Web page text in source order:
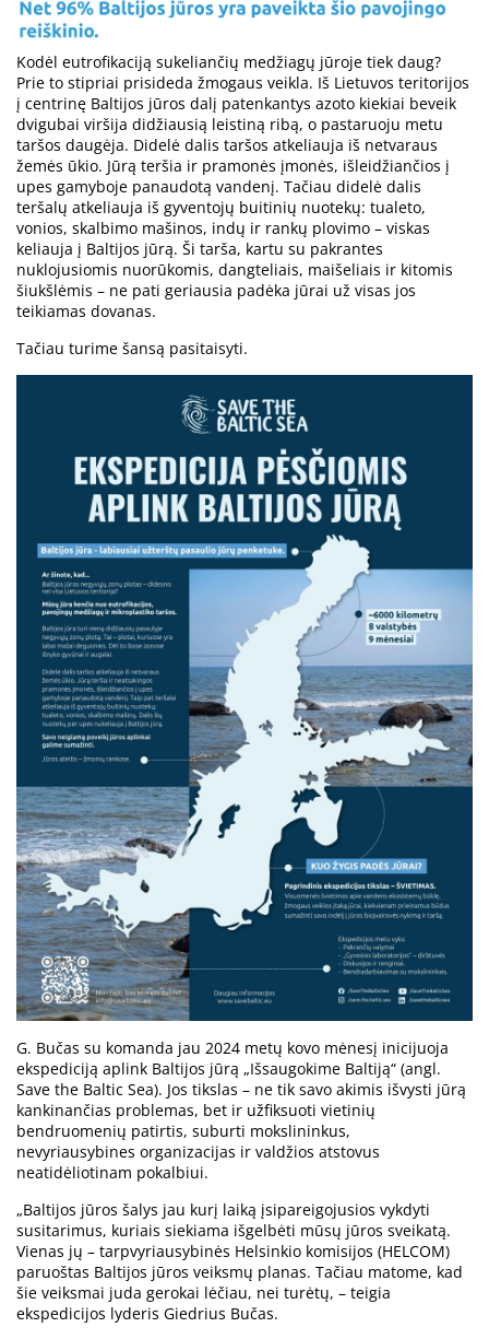
Kodėl eutrofikaciją sukeliančių medžiagų jūroje tiek daug?
Prie to stipriai prisideda žmogaus veikla. Iš Lietuvos teritorijos
į centrinę Baltijos jūros dalį patenkantys azoto kiekiai beveik
dvigubai viršija didžiausią leistiną ribą, o pastaruoju metu
taršos daugėja. Didelė dalis taršos atkeliauja iš netvaraus
žemės ūkio. Jūrą teršia ir pramonės įmonės, išleidžiančios į
upes gamyboje panaudotą vandenį. Tačiau didelė dalis
teršalų atkeliauja iš gyventojų buitinių nuotekų: tualeto,
vonios, skalbimo mašinos, indų ir rankų plovimo – viskas
keliauja į Baltijos jūrą. Ši tarša, kartu su pakrantes
nuklojusiomis nuorūkomis, dangteliais, maišeliais ir kitomis
šiukšlėmis – ne pati geriausia padėka jūrai už visas jos
teikiamas dovanas.
Tačiau turime šansą pasitaisyti.
G. Bučas su komanda jau 2024 metų kovo mėnesį inicijuoja
ekspediciją aplink Baltijos jūrą „Išsaugokime Baltiją“ (angl.
Save the Baltic Sea). Jos tikslas – ne tik savo akimis išvysti jūrą
kankinančias problemas, bet ir užfiksuoti vietinių
bendruomenių patirtis, suburti mokslininkus,
nevyriausybines organizacijas ir valdžios atstovus
neatidėliotinam pokalbiui.
„Baltijos jūros šalys jau kurį laiką įsipareigojusios vykdyti
susitarimus, kuriais siekiama išgelbėti mūsų jūros sveikatą.
Vienas jų – tarpvyriausybinės Helsinkio komisijos (HELCOM)
paruoštas Baltijos jūros veiksmų planas. Tačiau matome, kad
šie veiksmai juda gerokai lėčiau, nei turėtų, – teigia
ekspedicijos lyderis Giedrius Bučas.